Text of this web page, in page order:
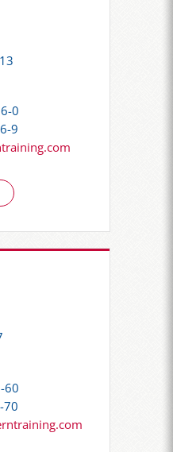
0
9
60
70